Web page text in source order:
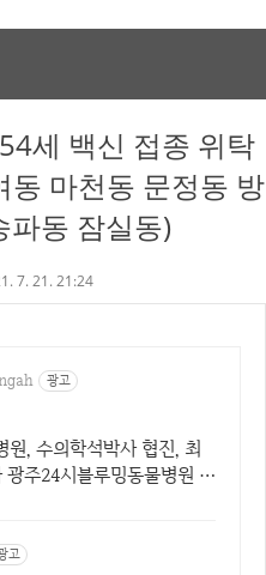
세 백신 접종 위탁
동 마천동 문정동 방
파동 잠실동)
7. 21. 21:24
광고
원, 수의학석박사 협진, 최
광주24시블루밍동물병원 -
고